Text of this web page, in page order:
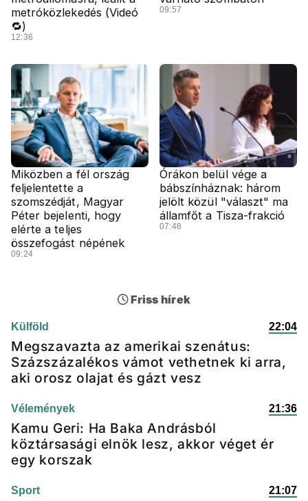
metróközlekedés (Videó
🔁)
12:36
09:57
Miközben a fél ország
feljelentette a
szomszédját, Magyar
Péter bejelenti, hogy
elérte a teljes
összefogást népének
09:24
Órákon belül vége a
bábszínháznak: három
jelölt közül "választ" ma
államfőt a Tisza-frakció
07:48
Friss hírek
Külföld 22:04
Megszavazta az amerikai szenátus:
Százszázalékos vámot vethetnek ki arra,
aki orosz olajat és gázt vesz
Vélemények 21:36
Kamu Geri: Ha Baka Andrásból
köztársasági elnök lesz, akkor véget ér
egy korszak
Sport 21:07